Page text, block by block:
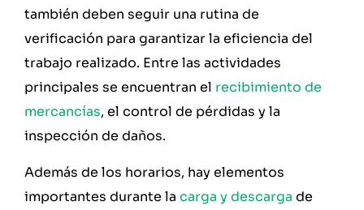
también deben seguir una rutina de
verificación para garantizar la eficiencia del
trabajo realizado. Entre las actividades
principales se encuentran el recibimiento de
mercancías, el control de pérdidas y la
inspección de daños.
Además de los horarios, hay elementos
importantes durante la carga y descarga de